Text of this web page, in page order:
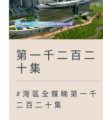
域
廣為人知
廣州：舉行蔬菜新
廣州：馬來西亞陳
廣州：舉行第十二
灣區新里程
澳門：推行第二屆
第一千二百二
十集
#灣區全媒睇第一千
二百二十集